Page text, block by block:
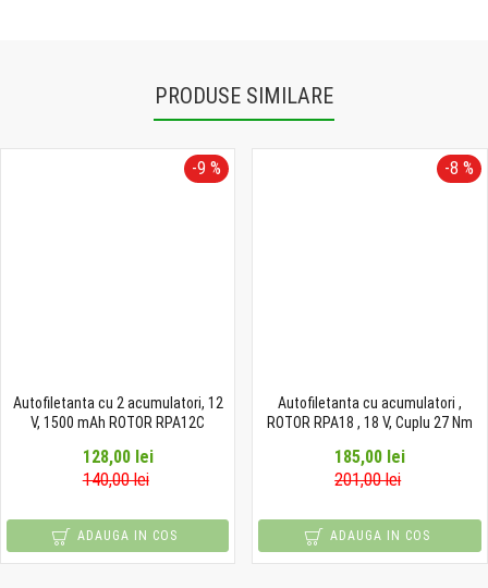
PRODUSE SIMILARE
-9 %
Autofiletanta cu 2 acumulatori, 12
V, 1500 mAh ROTOR RPA12C
128,00 lei
140,00 lei
ADAUGA IN COS
-8 %
Autofiletanta cu acumulatori ,
ROTOR RPA18 , 18 V, Cuplu 27 Nm
185,00 lei
201,00 lei
ADAUGA IN COS